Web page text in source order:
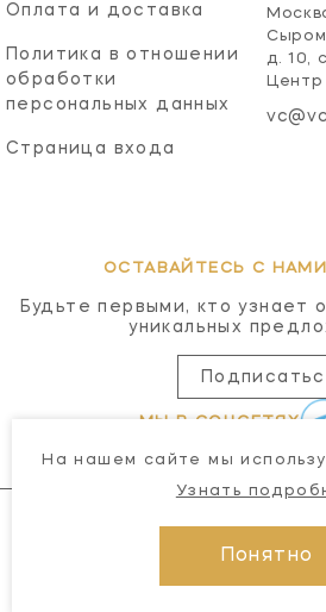
Оплата и доставка
Политика в отношении
обработки
персональных данных
Страница входа
д. 10,
ОСТАВАЙТЕСЬ С
Будьте первыми, кто узнает
уникальных
МЫ В СОЦСЕТЯХ
На нашем сайте мы
Узнать
Понятно